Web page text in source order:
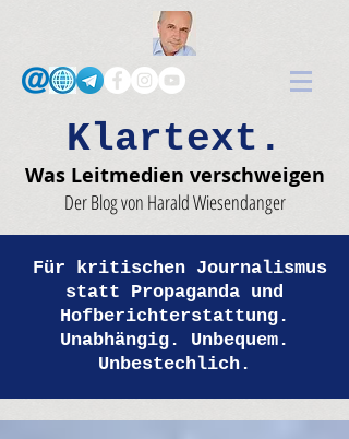
Klartext.
Was Leitmedien verschweigen
Der Blog von Harald Wiesendanger
Für kritischen Journalismus
statt Propaganda und
Hofberichterstattung.
Unabhängig. Unbequem.
Unbestechlich.